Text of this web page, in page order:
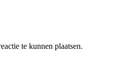
te kunnen plaatsen.